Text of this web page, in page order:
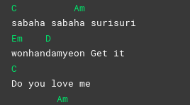
C
sabaha saba
Am
ha surisuri
Em
wonhan
D
damyeon Get it
C
Do you love me
Am